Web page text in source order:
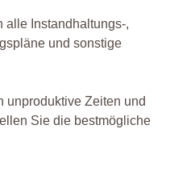
alle Instandhaltungs-,
und sonstige
unproduktive Zeiten und
Sie die bestmögliche